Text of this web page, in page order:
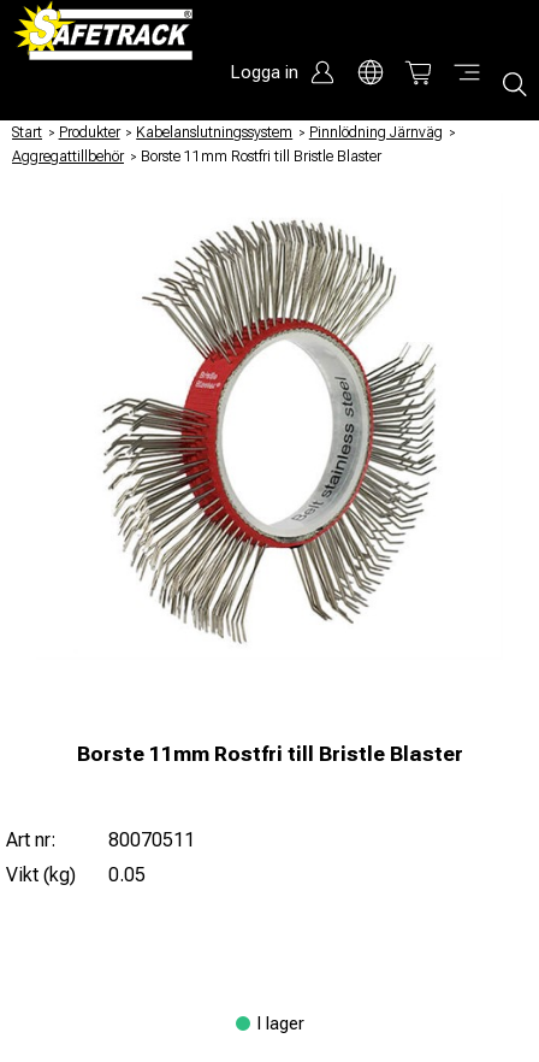
Logga in
Start / Produkter / Kabelanslutningssystem / Pinnlödning Järnväg /
Aggregattillbehör / Borste 11mm Rostfri till Bristle Blaster
Borste 11mm Rostfri till Bristle Blaster
Art nr:
80070511
Vikt (kg)
0.05
I lager